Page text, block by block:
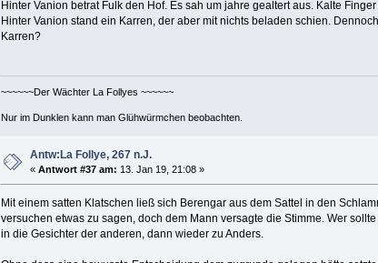
Hinter Vanion betrat Fulk den Hof. Es sah um jahre gealtert aus. Kalte
Hinter Vanion stand ein Karren, der aber mit nichts beladen schien.
Karren?
~~~~~~Der Wächter La Follyes ~~~~~~
Nur im Dunklen kann man Glühwürmchen beobachten.
Antw:La Follye, 267 n.J.
«Antwort #37 am: 13. Jan 19, 21:08 »
Mit einem satten Klatschen ließ sich Berengar aus dem Sattel in den
versuchen etwas zu sagen, doch dem Mann versagte die Stimme. Wer
in die Gesichter der anderen, dann wieder zu Anders.